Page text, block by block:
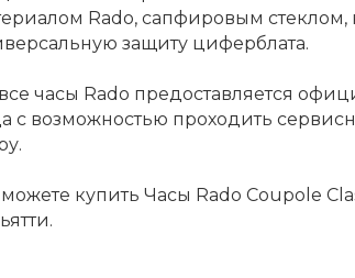
Rado, сапфировым стеклом,
защиту циферблата.
часы Rado предоставляется
с возможностью проходить
купить Часы Rado Coupole